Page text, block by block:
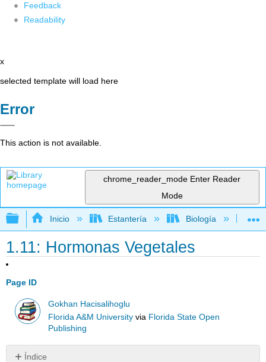
Feedback
Readability
x
selected template will load here
Error
This action is not available.
chrome_reader_mode Enter Reader
Mode
Expandir/contraer jerarquía global
Inicio Estantería Biología
1.11: Hormonas Vegetales
Page ID
Gokhan Hacisalihoglu
Florida A&M University via Florida State Open
Publishing
Índice